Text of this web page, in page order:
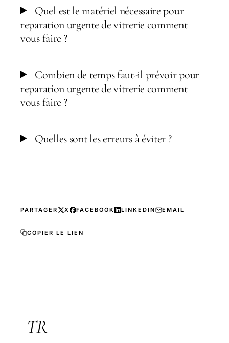
Quel est le matériel nécessaire pour
reparation urgente de vitrerie comment
vous faire ?
Combien de temps faut-il prévoir pour
reparation urgente de vitrerie comment
vous faire ?
Quelles sont les erreurs à éviter ?
PARTAGER X FACEBOOK LINKEDIN EMAIL
COPIER LE LIEN
TR